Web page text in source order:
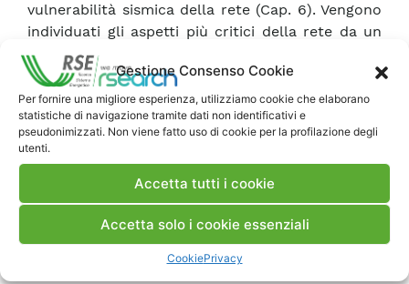
Gestione Consenso Cookie
Per fornire una migliore esperienza, utilizziamo cookie che elaborano
statistiche di navigazione tramite dati non identificativi e
pseudonimizzati. Non viene fatto uso di cookie per la profilazione degli
utenti.
Accetta tutti i cookie
Accetta solo i cookie essenziali
CookiePrivacy
vulnerabilità sismica della rete (Cap. 6). Vengono
individuati gli aspetti più critici della rete da un
punto di vista topologico e gli elementi di
criticità sono rapportati alla realtà sociale ed
economica del territorio. – Effetti delle
interdipendenze delle infrastrutture. Vengono
discusse le relazioni di dipendenza e
interdipendenza della rete elettrica con le altre
principali infrastrutture critiche (Cap. 7) –
Utilizzo del programma ASK4ELP per la stima
della vulnerabilità della rete a rischi diversi da
quello sismico. (Cap.8) – Conclusioni generali